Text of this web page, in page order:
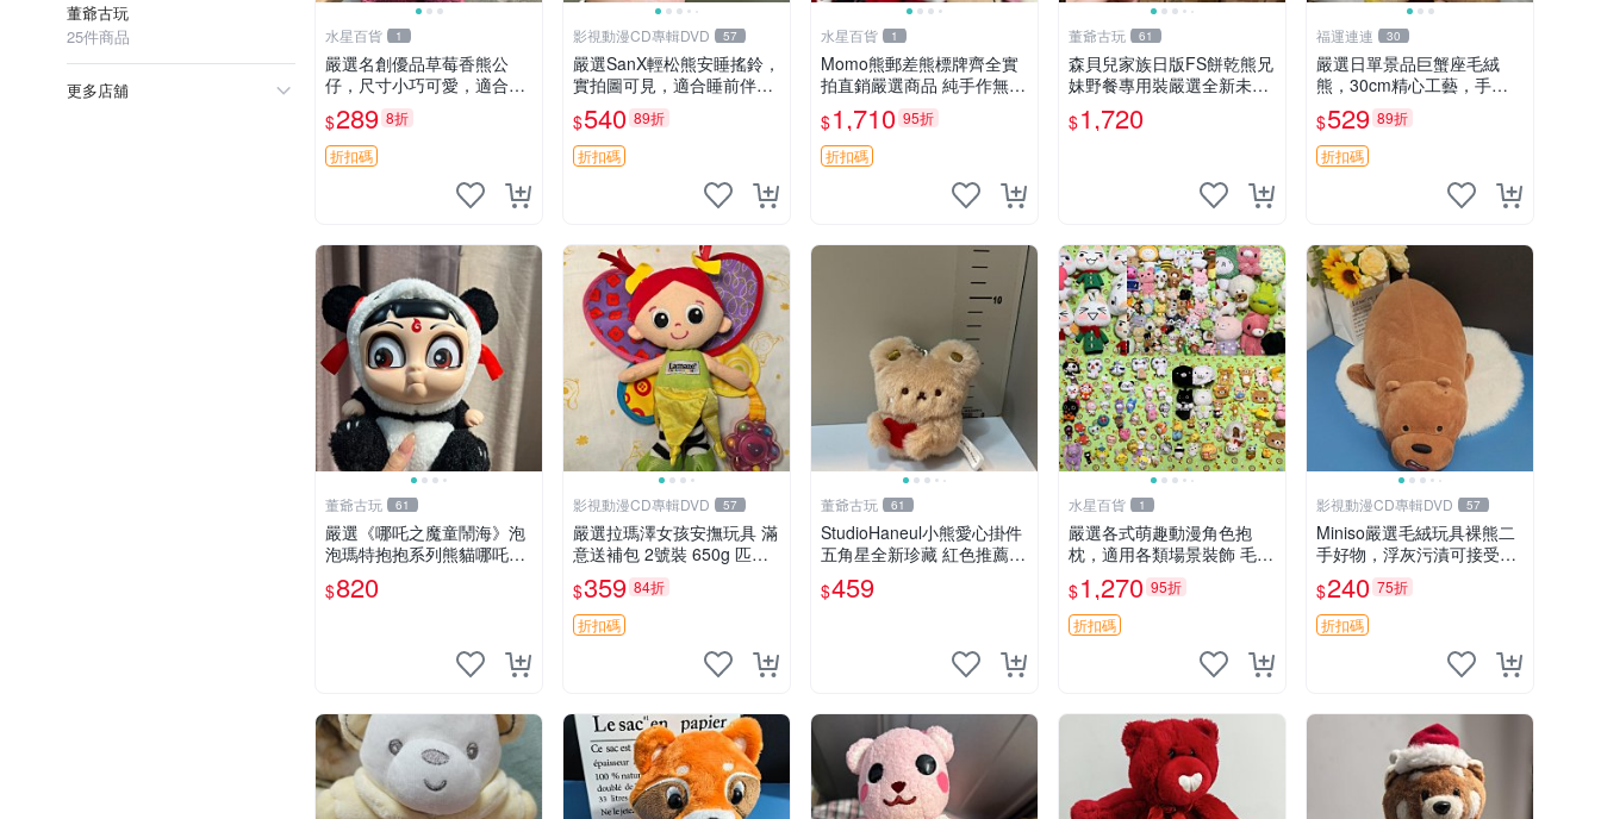
董爺古玩
25件商品
更多店舖
水星百貨 1
嚴選名創優品草莓香熊公
仔，尺寸小巧可愛，適合收
藏賞玩 30cm 玩具 公仔 草
莓熊
$289 8折
折扣碼
影視動漫CD專輯DVD 57
嚴選SanX輕松熊安睡搖鈴，
實拍圖可見，適合睡前伴
侶， Picks安撫好物 0325
懸吊 電腦
$540 89折
折扣碼
水星百貨 1
Momo熊郵差熊標牌齊全實
拍直銷嚴選商品 純手作無修
圖可收藏 郵差熊 Momo熊
標牌 商品
$1,710 95折
折扣碼
董爺古玩 61
森貝兒家族日版FS餅乾熊兄
妹野餐專用裝嚴選全新未開
封，包含兩組大童款紙盒
裝，適合收藏與分享。 餅乾
$1,720
福運連連 30
嚴選日單景品巨蟹座毛絨
熊，30cm精心工藝，手感
軟糯推薦收藏送人 巨蟹座
毛絨玩具 精緻做工
$529 89折
折扣碼
董爺古玩 61
嚴選《哪吒之魔童鬧海》泡
泡瑪特抱抱系列熊貓哪吒搪
膠臉毛絨， STATE：如圖顯
示 哪吒 毛絨公仔 泡泡瑪特
$820
影視動漫CD專輯DVD 57
嚴選拉瑪澤女孩安撫玩具 滿
意送補包 2號裝 650g 匹配
嬰幼童舒壓好伴侶 女孩專用
安心選擇 安撫玩偶 衝包 玩
具
$359 84折
折扣碼
董爺古玩 61
StudioHaneul小熊愛心掛件
五角星全新珍藏 紅色推薦收
藏 玩具掛飾 掛件 新品
$459
水星百貨 1
嚴選各式萌趣動漫角色抱
枕，適用各類場景裝飾 毛絨
玩具、卡通抱枕、趣味玩偶
$1,270 95折
折扣碼
影視動漫CD專輯DVD 57
Miniso嚴選毛絨玩具裸熊二
手好物，浮灰污漬可接受。
請詳閱照片再下單，售出不
退不換。全新品相收藏推
薦。 裸熊 毛絨玩具 收藏
$240 75折
折扣碼